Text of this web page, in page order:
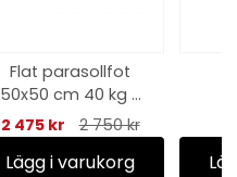
Flat parasollfot
50x50 cm 40 kg -
antracit
2 475 kr 2 750 kr
Lägg i varukorg